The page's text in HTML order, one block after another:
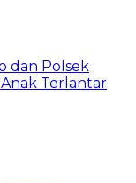
dan Polsek
Terlantar